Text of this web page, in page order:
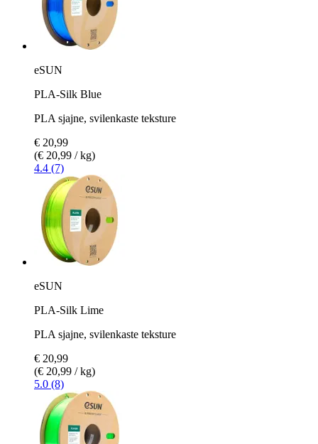
eSUN
PLA-Silk Blue
PLA sjajne, svilenkaste teksture
€ 20,99
(€ 20,99 / kg)
4.4 (7)
eSUN
PLA-Silk Lime
PLA sjajne, svilenkaste teksture
€ 20,99
(€ 20,99 / kg)
5.0 (8)